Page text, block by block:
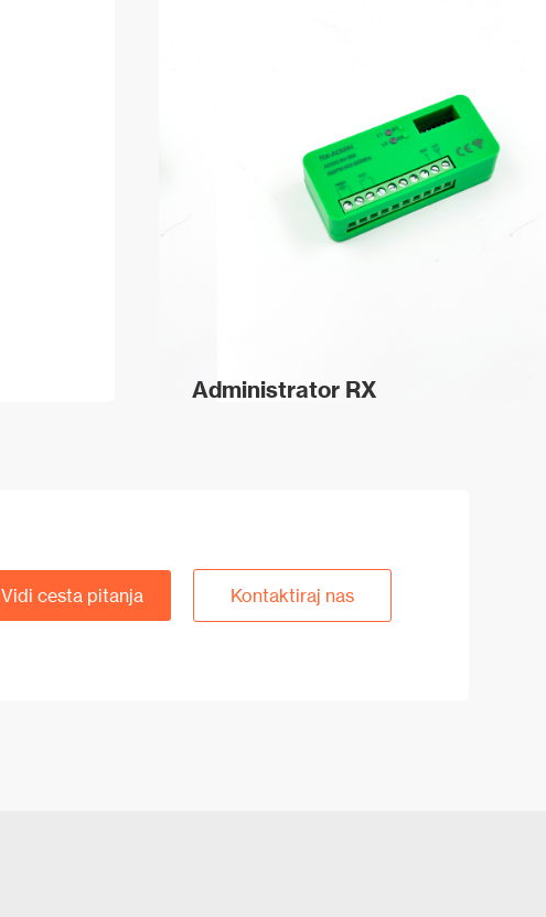
Administrator RX
Vidi cesta pitanja Kontaktiraj nas